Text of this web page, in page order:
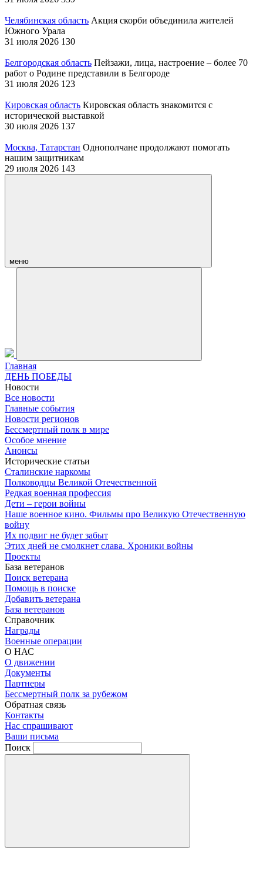
Челябинская область Акция скорби объединила жителей
Южного Урала
31 июля 2026 130
Белгородская область Пейзажи, лица, настроение – более 70
работ о Родине представили в Белгороде
31 июля 2026 123
Кировская область Кировская область знакомится с
исторической выставкой
30 июля 2026 137
Москва, Татарстан Однополчане продолжают помогать
нашим защитникам
29 июля 2026 143
меню
Главная
ДЕНЬ ПОБЕДЫ
Новости
Все новости
Главные события
Новости регионов
Бессмертный полк в мире
Особое мнение
Анонсы
Исторические статьи
Сталинские наркомы
Полководцы Великой Отечественной
Редкая военная профессия
Дети – герои войны
Наше военное кино. Фильмы про Великую Отечественную
войну
Их подвиг не будет забыт
Этих дней не смолкнет слава. Хроники войны
Проекты
База ветеранов
Поиск ветерана
Помощь в поиске
Добавить ветерана
База ветеранов
Справочник
Награды
Военные операции
О НАС
О движении
Документы
Партнеры
Бессмертный полк за рубежом
Обратная связь
Контакты
Нас спрашивают
Ваши письма
Поиск